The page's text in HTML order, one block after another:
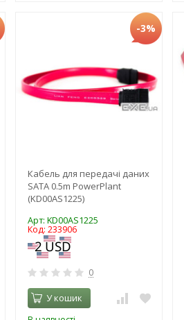
-3%
Кабель для передачі даних
SATA 0.5m PowerPlant
(KD00AS1225)
Арт: KD00AS1225
Код: 233906
0
У кошик